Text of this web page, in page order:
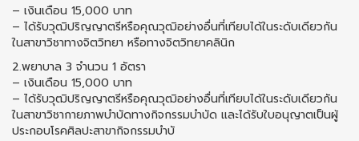
– เงินเดือน 15,000 บาท
– ได้รับวุฒิปริญญาตรีหรือคุณวุฒิอย่างอื่นที่เทียบได้ในระดับเดียวกัน
ในสาขาวิชาทางจิตวิทยา หรือทางจิตวิทยาคลินิก
2.พยาบาล 3 จำนวน 1 อัตรา
– เงินเดือน 15,000 บาท
– ได้รับวุฒิปริญญาตรีหรือคุณวุฒิอย่างอื่นที่เทียบได้ในระดับเดียวกัน
ในสาขาวิชากายภาพบำบัดทางกิจกรรมบำบัด และได้รับใบอนุญาตเป็นผู้
ประกอบโรคศิลปะสาขากิจกรรมบำบั